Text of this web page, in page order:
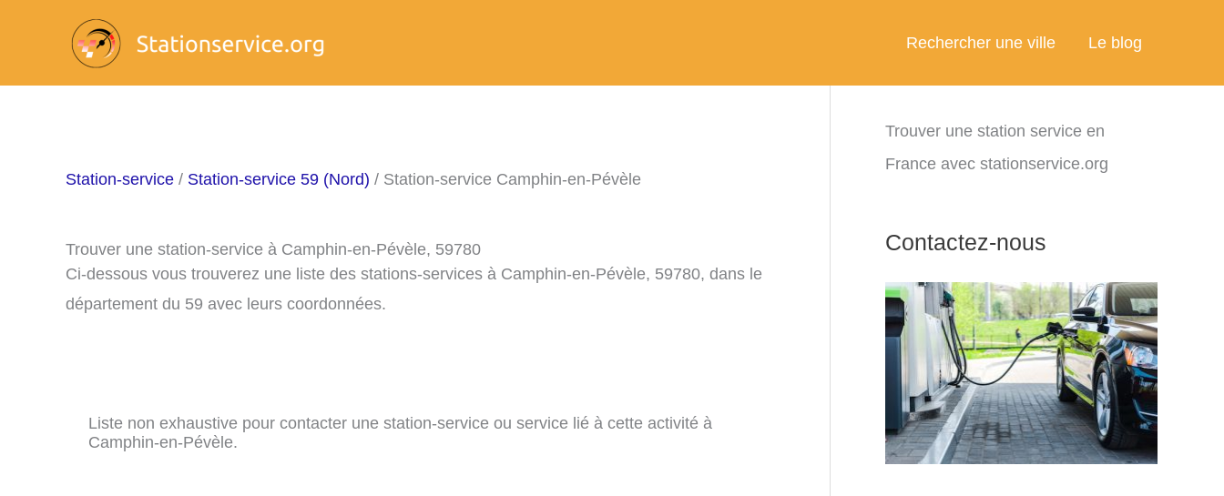
Rechercher une ville Le blog
Station-service / Station-service 59 (Nord) / Station-service Camphin-en-Pévèle
Trouver une station-service à Camphin-en-Pévèle, 59780
Ci-dessous vous trouverez une liste des stations-services à Camphin-en-Pévèle, 59780, dans le
département du 59 avec leurs coordonnées.
Liste non exhaustive pour contacter une station-service ou service lié à cette activité à
Camphin-en-Pévèle.
Trouver une station service en
France avec stationservice.org
Contactez-nous